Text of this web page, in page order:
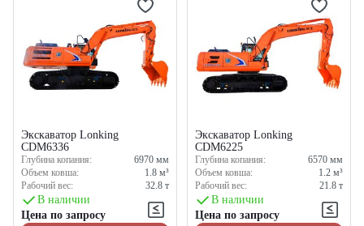
Экскаватор Lonking
CDM6336
Глубина копания: 6970 мм
Объем ковша:
1.8 м³
Рабочий вес:
32.8 т
В наличии
Цена по запросу
Экскаватор Lonking
CDM6225
Глубина копания: 6570 мм
Объем ковша:
1.2 м³
Рабочий вес:
21.8 т
В наличии
Цена по запросу